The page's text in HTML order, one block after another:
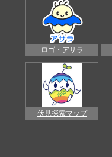
ロゴ・アサラ
伏見探索マップ